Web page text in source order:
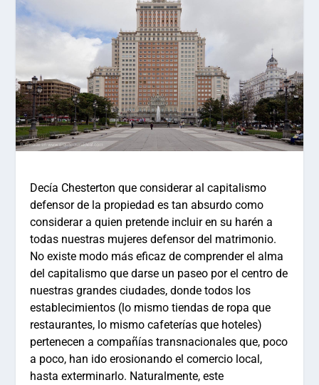
Decía Chesterton que considerar al capitalismo
defensor de la propiedad es tan absurdo como
considerar a quien pretende incluir en su harén a
todas nuestras mujeres defensor del matrimonio.
No existe modo más eficaz de comprender el alma
del capitalismo que darse un paseo por el centro de
nuestras grandes ciudades, donde todos los
establecimientos (lo mismo tiendas de ropa que
restaurantes, lo mismo cafeterías que hoteles)
pertenecen a compañías transnacionales que, poco
a poco, han ido erosionando el comercio local,
hasta exterminarlo. Naturalmente, este